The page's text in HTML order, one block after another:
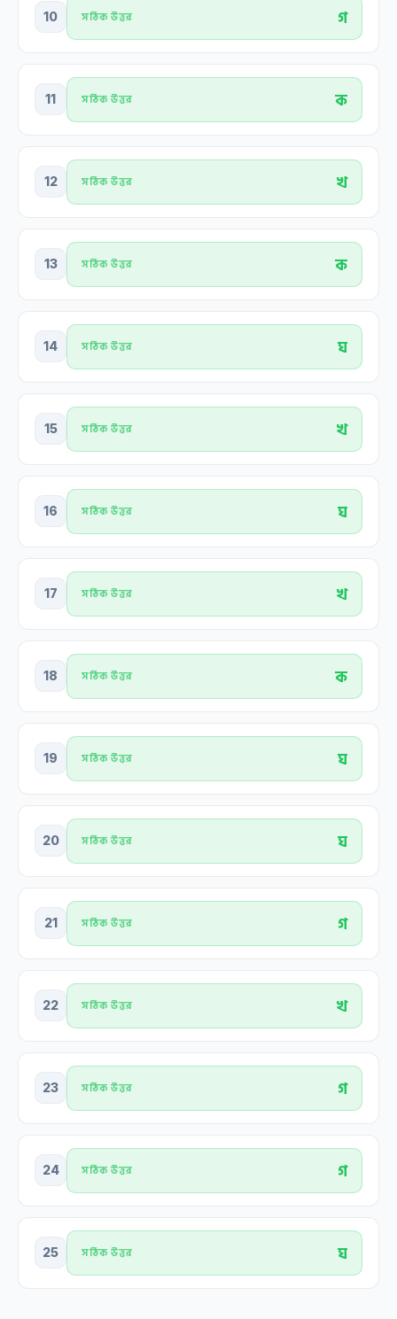
10 সঠিক উত্তর গ
11 সঠিক উত্তর ক
12 সঠিক উত্তর খ
13 সঠিক উত্তর ক
14 সঠিক উত্তর ঘ
15 সঠিক উত্তর খ
16 সঠিক উত্তর ঘ
17 সঠিক উত্তর খ
18 সঠিক উত্তর ক
19 সঠিক উত্তর ঘ
20 সঠিক উত্তর ঘ
21 সঠিক উত্তর গ
22 সঠিক উত্তর খ
23 সঠিক উত্তর গ
24 সঠিক উত্তর গ
25 সঠিক উত্তর ঘ